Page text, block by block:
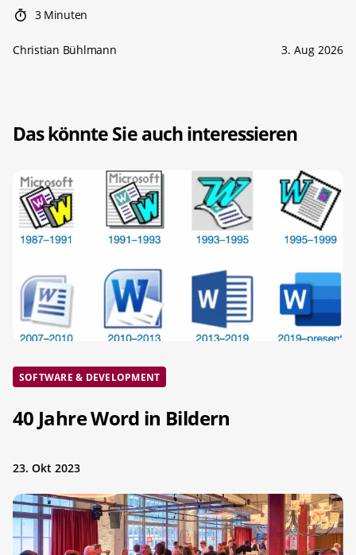
3 Minuten
Christian Bühlmann 3. Aug 2026
Das könnte Sie auch interessieren
SOFTWARE & DEVELOPMENT
40 Jahre Word in Bildern
23. Okt 2023